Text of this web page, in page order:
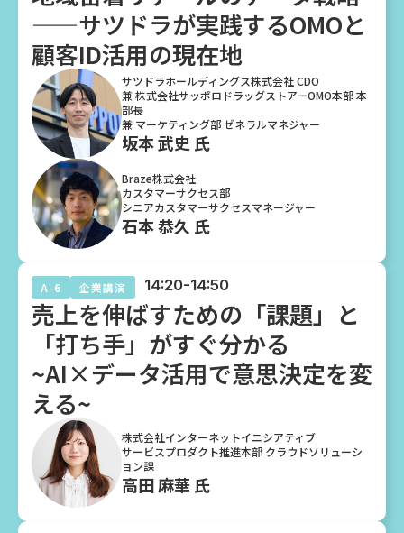
——サツドラが実践するOMOと
顧客ID活用の現在地
サツドラホールディングス株式会社 CDO
兼 株式会社サッポロドラッグストアーOMO本部 本
部長
兼 マーケティング部 ゼネラルマネジャー
坂本 武史 氏
Braze株式会社
カスタマーサクセス部
シニアカスタマーサクセスマネージャー
石本 恭久 氏
A-6 企業講演 14:20-14:50
売上を伸ばすための「課題」と
「打ち手」がすぐ分かる
~AI×データ活用で意思決定を変
える~
株式会社インターネットイニシアティブ
サービスプロダクト推進本部 クラウドソリューシ
ョン課
高田 麻華 氏